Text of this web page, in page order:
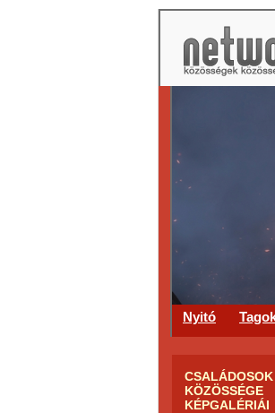
Nyitó
CSALÁDOSOK
KÖZÖSSÉGE
KÉPGALÉRIÁI